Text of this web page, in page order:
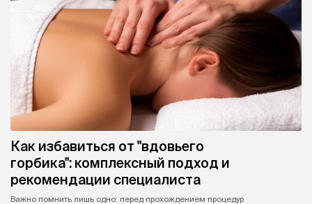
Как избавиться от "вдовьего
горбика": комплексный подход и
рекомендации специалиста
Важно помнить лишь одно: перед прохождением процедур